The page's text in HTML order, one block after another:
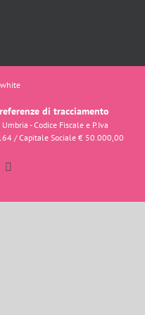
di tracciamento
- Codice Fiscale e P.Iva
/ Capitale Sociale € 50.000,00